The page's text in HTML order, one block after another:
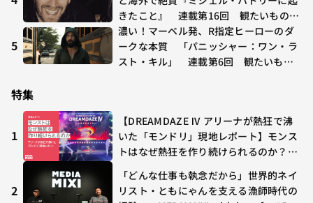
きたこと』 連載第16回 観たいものが
多すぎる～稲垣貴俊の配信時評
5
濃い！マーベル発、R指定ヒーローのダ
ークな本質 「パニッシャー：ワン・ラ
スト・キル」 連載第6回 観たいもの
特集
1
【DREAMDAZE Ⅳ アリーナが熱狂で沸
いた「モンドリ」現地レポート】モンス
トはなぜ熱狂を作り続けられるのか？コ
や、兎田ぺこら、壱百満天原サロメらも
集結
2
「どんな仕事も執念だから」世界的ネイ
リスト・ともにゃんを支える漁師時代の